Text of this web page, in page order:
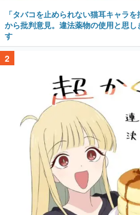
「タバコを止められない猫耳キャラ
から批判意見。違法薬物の使用と思
す
2